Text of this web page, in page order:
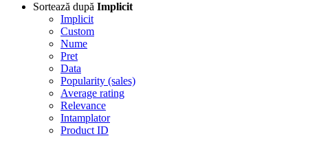
Sortează după Implicit
Implicit
Custom
Nume
Pret
Data
Popularity (sales)
Average rating
Relevance
Intamplator
Product ID